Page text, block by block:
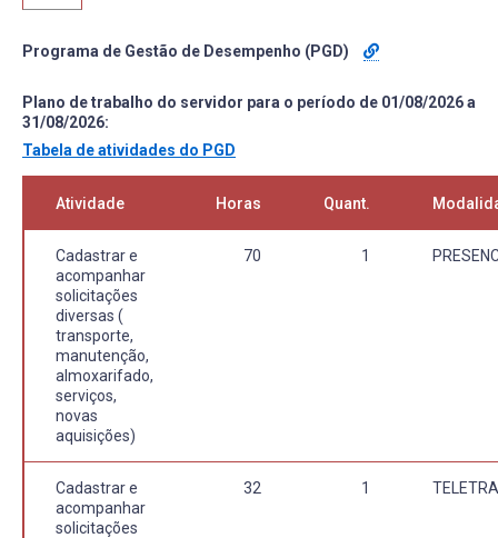
Programa de Gestão de Desempenho (PGD)
Plano de trabalho do servidor para o período de 01/08/2026 a
31/08/2026:
Tabela de atividades do PGD
Atividade Horas Quant.
Cadastrar e
acompanhar
solicitações
diversas (
transporte,
manutenção,
almoxarifado,
serviços,
novas
aquisições)
70 1
Cadastrar e
acompanhar
solicitações
32 1